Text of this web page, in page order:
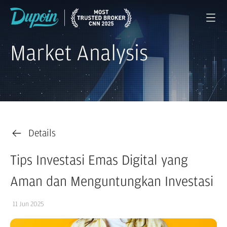
Market Analysis
Details
Tips Investasi Emas Digital yang
Aman dan Menguntungkan Investasi
11 Jun 2025